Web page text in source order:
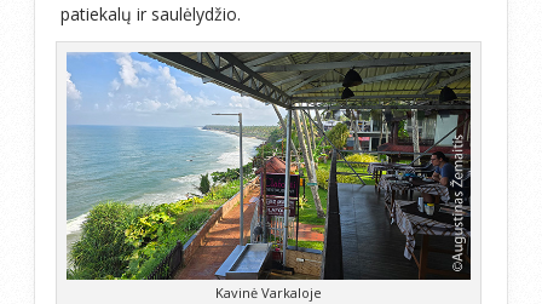
patiekalų ir saulėlydžio.
Kavinė Varkaloje